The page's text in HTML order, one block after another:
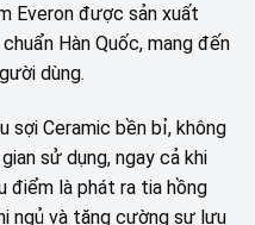
Everon được sản xuất
Hàn Quốc, mang đến
dùng.
sợi Ceramic bền bỉ, không
sử dụng, ngay cả khi
điểm là phát ra tia hồng
ngủ và tăng cường sự lưu